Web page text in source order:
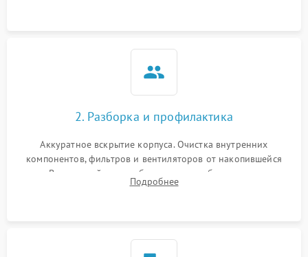
2. Разборка и профилактика
Аккуратное вскрытие корпуса. Очистка внутренних
компонентов, фильтров и вентиляторов от накопившейся
пыли. Визуальный осмотр блока питания, балласта лампы и
материнской платы на наличие прогаров или вздутых
Подробнее